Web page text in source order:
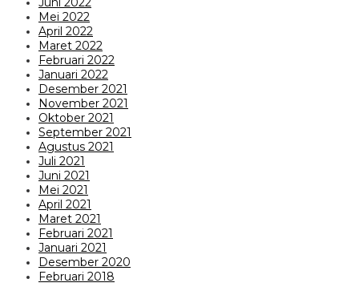
Mei 2022
April 2022
Maret 2022
Februari 2022
Januari 2022
Desember 2021
November 2021
Oktober 2021
September 2021
Agustus 2021
Juli 2021
Juni 2021
Mei 2021
April 2021
Maret 2021
Februari 2021
Januari 2021
Desember 2020
Februari 2018